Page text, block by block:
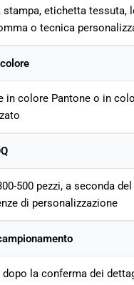
stampa, etichetta tessuta,
o tecnica
in colore Pantone o in
500 pezzi, a seconda
di personalizzazione
dopo la conferma dei